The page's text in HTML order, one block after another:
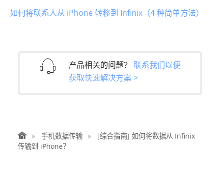
如何将联系人从 iPhone 转移到 Infinix（4 种简单方法）
产品相关的问题？ 联系我们以便
获取快速解决方案 >
手机数据传输
[综合指南] 如何将数据从 Infinix
传输到 iPhone？